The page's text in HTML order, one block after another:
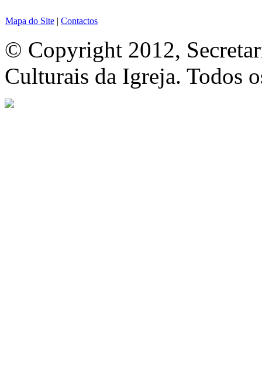
Mapa do Site | Contactos
© Copyright 2012,
Culturais da Igreja. Todos